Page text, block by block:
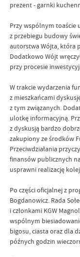
prezent - garnki
Przy wspólnym toaście
z przebiegu budowy
autorstwa Wójta, która
Dodatkowo Wójt
przy procesie
W trakcie wydarzenia
z mieszkańcami
z tym związanych.
ulotkę informacyjną.
z dyskusją bardzo
zakupiony ze środków
Przeciwdziałania
finansów publicznych
usprawni realizację
Po części oficjalnej z
Bogdanowicz. Rada
i członkami KGW
wspólnym
bigosu, ciasta oraz dla
późnych godzin